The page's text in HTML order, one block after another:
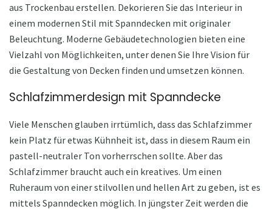
aus Trockenbau erstellen. Dekorieren Sie das Interieur in
einem modernen Stil mit Spanndecken mit originaler
Beleuchtung. Moderne Gebäudetechnologien bieten eine
Vielzahl von Möglichkeiten, unter denen Sie Ihre Vision für
die Gestaltung von Decken finden und umsetzen können.
Schlafzimmerdesign mit Spanndecke
Viele Menschen glauben irrtümlich, dass das Schlafzimmer
kein Platz für etwas Kühnheit ist, dass in diesem Raum ein
pastell-neutraler Ton vorherrschen sollte. Aber das
Schlafzimmer braucht auch ein kreatives. Um einen
Ruheraum von einer stilvollen und hellen Art zu geben, ist es
mittels Spanndecken möglich. In jüngster Zeit werden die